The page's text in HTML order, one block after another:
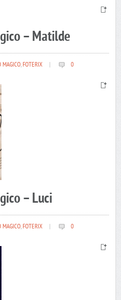
– Matilde
MAGICO,FOTERIX 0
– Luci
MAGICO,FOTERIX 0